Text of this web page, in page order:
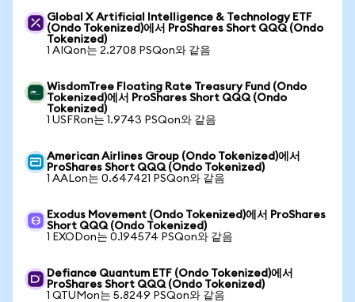
Global X Artificial Intelligence & Technology ETF
(Ondo Tokenized)에서 ProShares Short QQQ (Ondo
Tokenized)
1 AIQon는 2.2708 PSQon와 같음
WisdomTree Floating Rate Treasury Fund (Ondo
Tokenized)에서 ProShares Short QQQ (Ondo
Tokenized)
1 USFRon는 1.9743 PSQon와 같음
American Airlines Group (Ondo Tokenized)에서
ProShares Short QQQ (Ondo Tokenized)
1 AALon는 0.647421 PSQon와 같음
Exodus Movement (Ondo Tokenized)에서 ProShares
Short QQQ (Ondo Tokenized)
1 EXODon는 0.194574 PSQon와 같음
Defiance Quantum ETF (Ondo Tokenized)에서
ProShares Short QQQ (Ondo Tokenized)
1 QTUMon는 5.8249 PSQon와 같음